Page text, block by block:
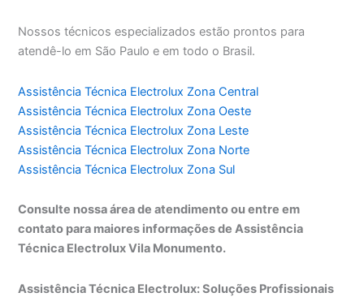
Nossos técnicos especializados estão prontos para
atendê-lo em São Paulo e em todo o Brasil.
Assistência Técnica Electrolux Zona Central
Assistência Técnica Electrolux Zona Oeste
Assistência Técnica Electrolux Zona Leste
Assistência Técnica Electrolux Zona Norte
Assistência Técnica Electrolux Zona Sul
Consulte nossa área de atendimento ou entre em
contato para maiores informações de Assistência
Técnica Electrolux Vila Monumento.
Assistência Técnica Electrolux: Soluções Profissionais